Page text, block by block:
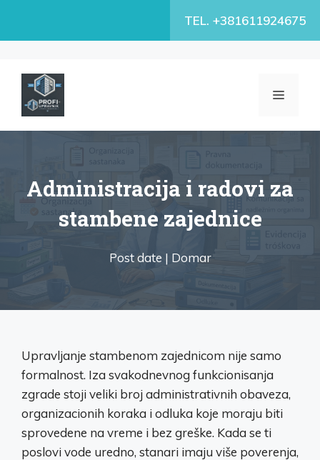
TEL. +381611924675
MENU
Administracija i radovi za
stambene zajednice
Post date | Domar
Upravljanje stambenom zajednicom nije samo
formalnost. Iza svakodnevnog funkcionisanja
zgrade stoji veliki broj administrativnih obaveza,
organizacionih koraka i odluka koje moraju biti
sprovedene na vreme i bez greške. Kada se ti
poslovi vode uredno, stanari imaju više poverenja,